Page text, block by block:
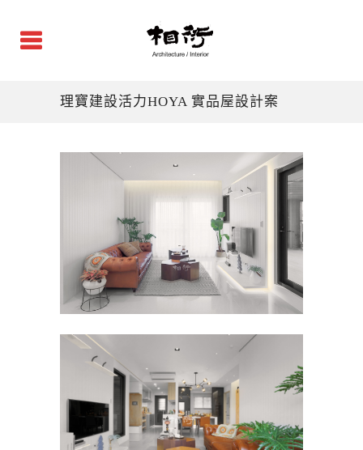
理寶建設活力HOYA 實品屋設計案